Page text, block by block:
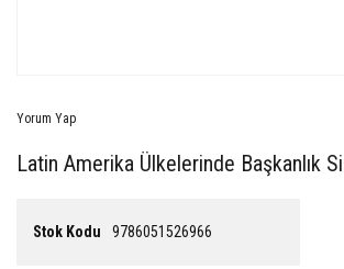
Yorum Yap
Latin Amerika Ülkelerinde Başkanlık
Stok Kodu 9786051526966